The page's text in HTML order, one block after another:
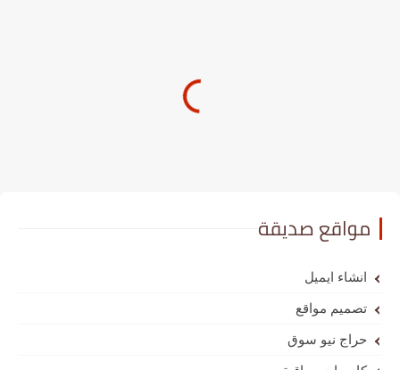
مواقع صديقة
انشاء ايميل
تصميم مواقع
حراج نيو سوق